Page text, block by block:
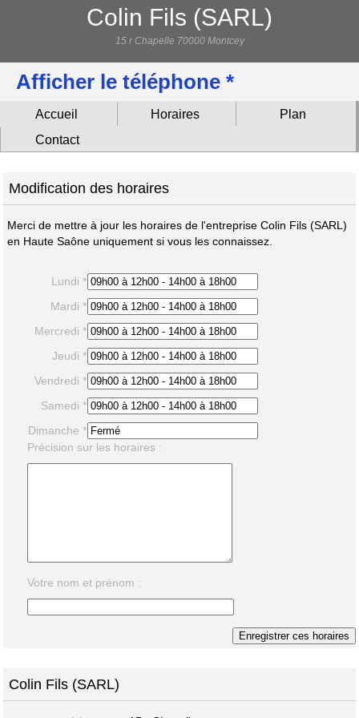
Colin Fils (SARL)
15 r Chapelle 70000 Montcey
Afficher le téléphone *
Accueil Horaires
Plan
Contact
Modification des horaires
Merci de mettre à jour les horaires de l'entreprise Colin Fils (SARL)
en Haute Saône uniquement si vous les connaissez.
Lundi *
Mardi *
Mercredi *
Jeudi *
Vendredi *
Samedi *
Dimanche *
Précision sur les horaires :
Votre nom et prénom :
Colin Fils (SARL)